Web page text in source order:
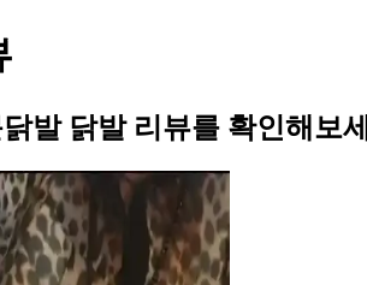
발 닭발 리뷰를 확인해보